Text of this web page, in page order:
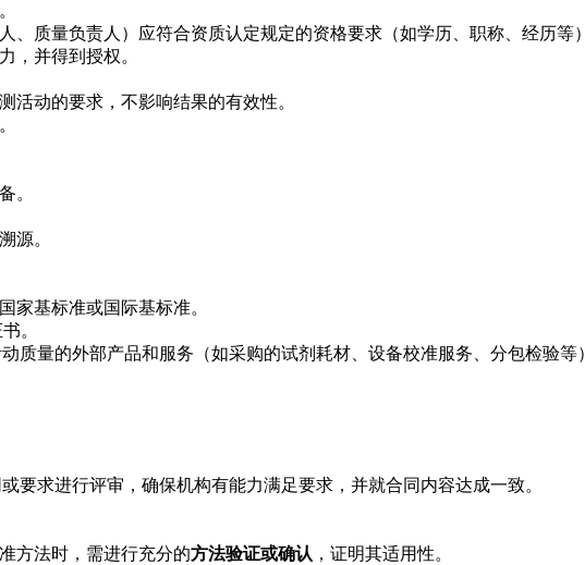
、质量负责人）应符合资质认定规定的资格要求（如学历、职称、经历等
，并得到授权。
活动的要求，不影响结果的有效性。
。
源。
家基标准或国际基标准。
。
质量的外部产品和服务（如采购的试剂耗材、设备校准服务、分包检验等
要求进行评审，确保机构有能力满足要求，并就合同内容达成一致。
方法时，需进行充分的方法验证或确认 ，证明其适用性。